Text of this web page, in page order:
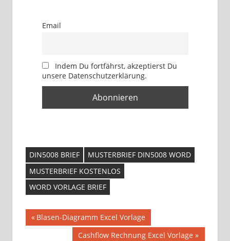
Email
Indem Du fortfährst, akzeptierst Du
unsere Datenschutzerklärung.
DIN5008 BRIEF
MUSTERBRIEF DIN5008 WORD
MUSTERBRIEF KOSTENLOS
WORD VORLAGE BRIEF
Beitragsnavigation
Vorheriger
Beitrag:
Blasen-Diagramm Excel Vorlage
Nächster
Cashflow Rechnung Excel Vorlage